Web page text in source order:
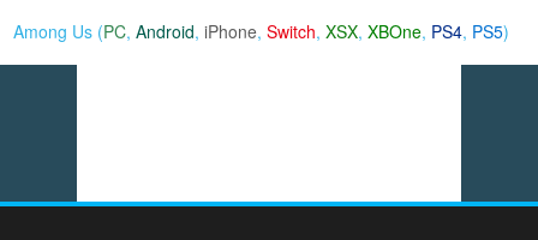
Among Us (PC,Android,iPhone,Switch,XSX,XBOne, PS4, PS5)